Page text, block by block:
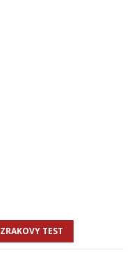
ZRAKOVY TEST